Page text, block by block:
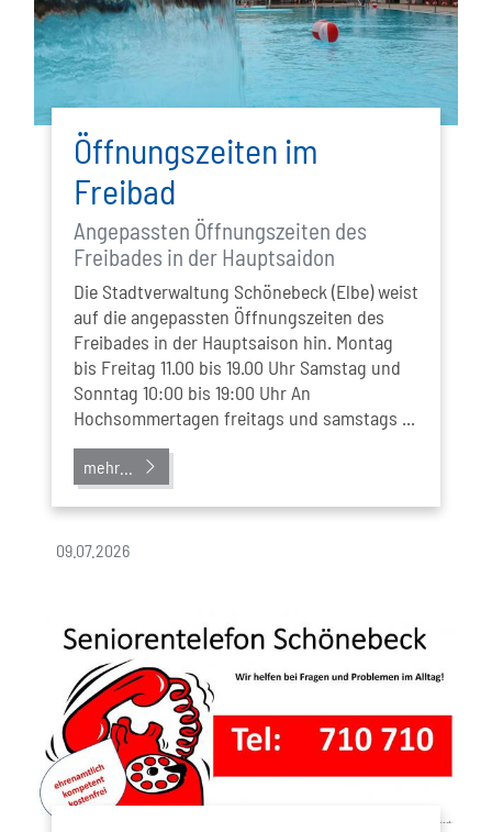
Öffnungszeiten im
Freibad
Angepassten Öffnungszeiten des
Freibades in der Hauptsaidon
Die Stadtverwaltung Schönebeck (Elbe) weist
auf die angepassten Öffnungszeiten des
Freibades in der Hauptsaison hin. Montag
bis Freitag 11.00 bis 19.00 Uhr Samstag und
Sonntag 10:00 bis 19:00 Uhr An
Hochsommertagen freitags und samstags ...
mehr...
09.07.2026